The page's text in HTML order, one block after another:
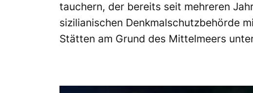
tauchern, der bereits seit mehreren
sizilianischen Denkmalschutzbehörde
Stätten am Grund des Mittelmeers